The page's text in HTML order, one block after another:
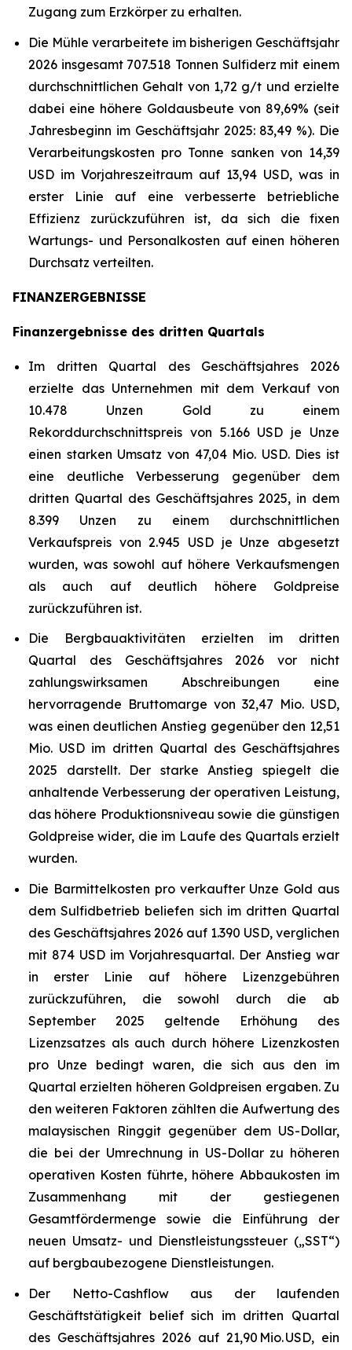
Zugang zum Erzkörper zu erhalten.
Die Mühle verarbeitete im bisherigen Geschäftsjahr
2026 insgesamt 707.518 Tonnen Sulfiderz mit einem
durchschnittlichen Gehalt von 1,72 g/t und erzielte
dabei eine höhere Goldausbeute von 89,69% (seit
Jahresbeginn im Geschäftsjahr 2025: 83,49 %). Die
Verarbeitungskosten pro Tonne sanken von 14,39
USD im Vorjahreszeitraum auf 13,94 USD, was in
erster Linie auf eine verbesserte betriebliche
Effizienz zurückzuführen ist, da sich die fixen
Wartungs- und Personalkosten auf einen höheren
Durchsatz verteilten.
FINANZERGEBNISSE
Finanzergebnisse des dritten Quartals
Im dritten Quartal des Geschäftsjahres 2026
erzielte das Unternehmen mit dem Verkauf von
10.478 Unzen Gold zu einem
Rekorddurchschnittspreis von 5.166 USD je Unze
einen starken Umsatz von 47,04 Mio. USD. Dies ist
eine deutliche Verbesserung gegenüber dem
dritten Quartal des Geschäftsjahres 2025, in dem
8.399 Unzen zu einem durchschnittlichen
Verkaufspreis von 2.945 USD je Unze abgesetzt
wurden, was sowohl auf höhere Verkaufsmengen
als auch auf deutlich höhere Goldpreise
zurückzuführen ist.
Die Bergbauaktivitäten erzielten im dritten
Quartal des Geschäftsjahres 2026 vor nicht
zahlungswirksamen Abschreibungen eine
hervorragende Bruttomarge von 32,47 Mio. USD,
was einen deutlichen Anstieg gegenüber den 12,51
Mio. USD im dritten Quartal des Geschäftsjahres
2025 darstellt. Der starke Anstieg spiegelt die
anhaltende Verbesserung der operativen Leistung,
das höhere Produktionsniveau sowie die günstigen
Goldpreise wider, die im Laufe des Quartals erzielt
wurden.
Die Barmittelkosten pro verkaufter Unze Gold aus
dem Sulfidbetrieb beliefen sich im dritten Quartal
des Geschäftsjahres 2026 auf 1.390 USD, verglichen
mit 874 USD im Vorjahresquartal. Der Anstieg war
in erster Linie auf höhere Lizenzgebühren
zurückzuführen, die sowohl durch die ab
September 2025 geltende Erhöhung des
Lizenzsatzes als auch durch höhere Lizenzkosten
pro Unze bedingt waren, die sich aus den im
Quartal erzielten höheren Goldpreisen ergaben. Zu
den weiteren Faktoren zählten die Aufwertung des
malaysischen Ringgit gegenüber dem US-Dollar,
die bei der Umrechnung in US-Dollar zu höheren
operativen Kosten führte, höhere Abbaukosten im
Zusammenhang mit der gestiegenen
Gesamtfördermenge sowie die Einführung der
neuen Umsatz- und Dienstleistungssteuer („SST“)
auf bergbaubezogene Dienstleistungen.
Der Netto-Cashflow aus der laufenden
Geschäftstätigkeit belief sich im dritten Quartal
des Geschäftsjahres 2026 auf 21,90 Mio. USD, ein